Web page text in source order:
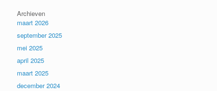
Archieven
maart 2026
september 2025
mei 2025
april 2025
maart 2025
december 2024